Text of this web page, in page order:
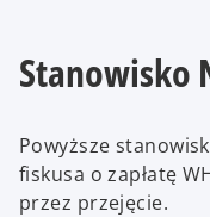
Stanowisko
Powyższe
fiskusa o zapłatę
przez przejęcie.